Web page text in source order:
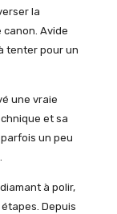
la
Avide
tenter pour un
une vraie
et sa
un peu
à polir,
Depuis